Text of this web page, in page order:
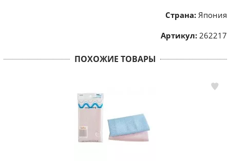
Страна: Япония
Артикул: 262217
ПОХОЖИЕ ТОВАРЫ